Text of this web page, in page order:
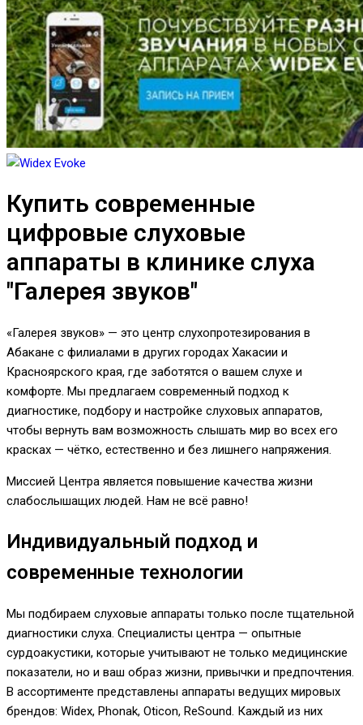
Купить современные
цифровые слуховые
аппараты в клинике слуха
"Галерея звуков"
«Галерея звуков» — это центр слухопротезирования в
Абакане с филиалами в других городах Хакасии и
Красноярского края, где заботятся о вашем слухе и
комфорте. Мы предлагаем современный подход к
диагностике, подбору и настройке слуховых аппаратов,
чтобы вернуть вам возможность слышать мир во всех его
красках — чётко, естественно и без лишнего напряжения.
Миссией Центра является повышение качества жизни
слабослышащих людей. Нам не всё равно!
Индивидуальный подход и
современные технологии
Мы подбираем слуховые аппараты только после тщательной
диагностики слуха. Специалисты центра — опытные
сурдоакустики, которые учитывают не только медицинские
показатели, но и ваш образ жизни, привычки и предпочтения.
В ассортименте представлены аппараты ведущих мировых
брендов: Widex, Phonak, Oticon, ReSound. Каждый из них